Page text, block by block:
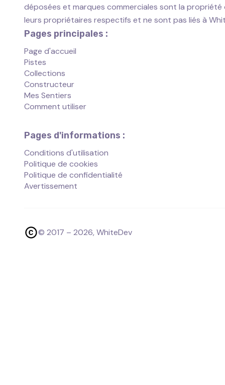
déposées et marques commerciales sont la propriété
leurs propriétaires respectifs et ne sont pas liés à
Pages principales :
Page d'accueil
Pistes
Collections
Constructeur
Mes Sentiers
Comment utiliser
Pages d'informations :
Conditions d'utilisation
Politique de cookies
Politique de confidentialité
Avertissement
© 2017 – 2026, WhiteDev